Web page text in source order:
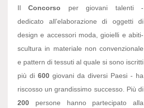
IlConcorso per giovani talenti -
dedicato all’elaborazione di oggetti di
design e accessori moda, gioielli e abiti-
scultura in materiale non convenzionale
e pattern di tessuti al quale si sono iscritti
più di 600 giovani da diversi Paesi - ha
riscosso un grandissimo successo. Più di
200 persone hanno partecipato alla